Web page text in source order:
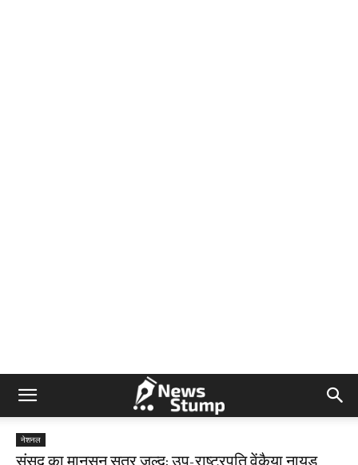
नेशनल